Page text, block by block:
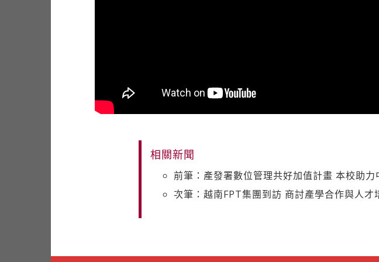
相關新聞
前筆：產發署數位管理共好加值計畫 本校助
次筆：越南FPT集團到訪 商討產學合作與人才